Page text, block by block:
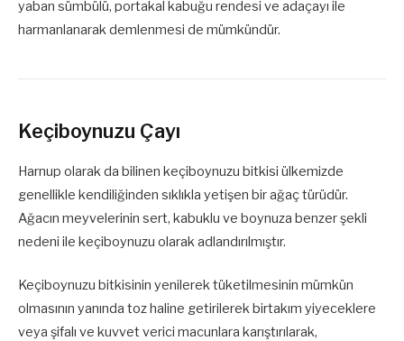
yaban sümbülü, portakal kabuğu rendesi ve adaçayı ile
harmanlanarak demlenmesi de mümkündür.
Keçiboynuzu Çayı
Harnup olarak da bilinen keçiboynuzu bitkisi ülkemizde
genellikle kendiliğinden sıklıkla yetişen bir ağaç türüdür.
Ağacın meyvelerinin sert, kabuklu ve boynuza benzer şekli
nedeni ile keçiboynuzu olarak adlandırılmıştır.
Keçiboynuzu bitkisinin yenilerek tüketilmesinin mümkün
olmasının yanında toz haline getirilerek birtakım yiyeceklere
veya şifalı ve kuvvet verici macunlara karıştırılarak,